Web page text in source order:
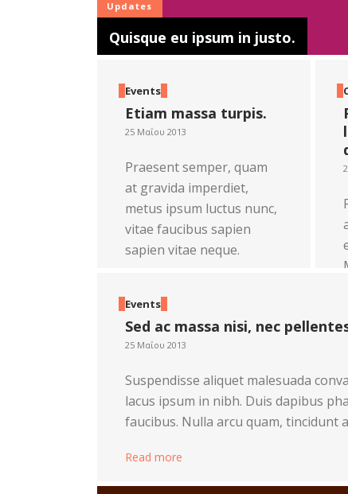
Updates
Quisque eu ipsum in justo.
Events
Etiam massa turpis.
25 Μαΐου 2013
Praesent semper, quam
at gravida imperdiet,
metus ipsum luctus nunc,
vitae faucibus sapien
sapien vitae neque.
Events
Sed ac massa nisi, nec
25 Μαΐου 2013
Suspendisse aliquet malesuada
lacus ipsum in nibh. Duis dapibus
faucibus. Nulla arcu quam, tincidunt
Read more